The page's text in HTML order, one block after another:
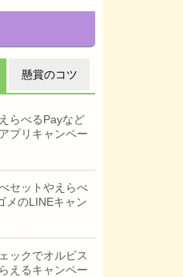
懸賞のコツ
らべるPayなど
プリキャンペー
セットやえらべ
メのLINEキャン
ックでオルビス
えるキャンペー